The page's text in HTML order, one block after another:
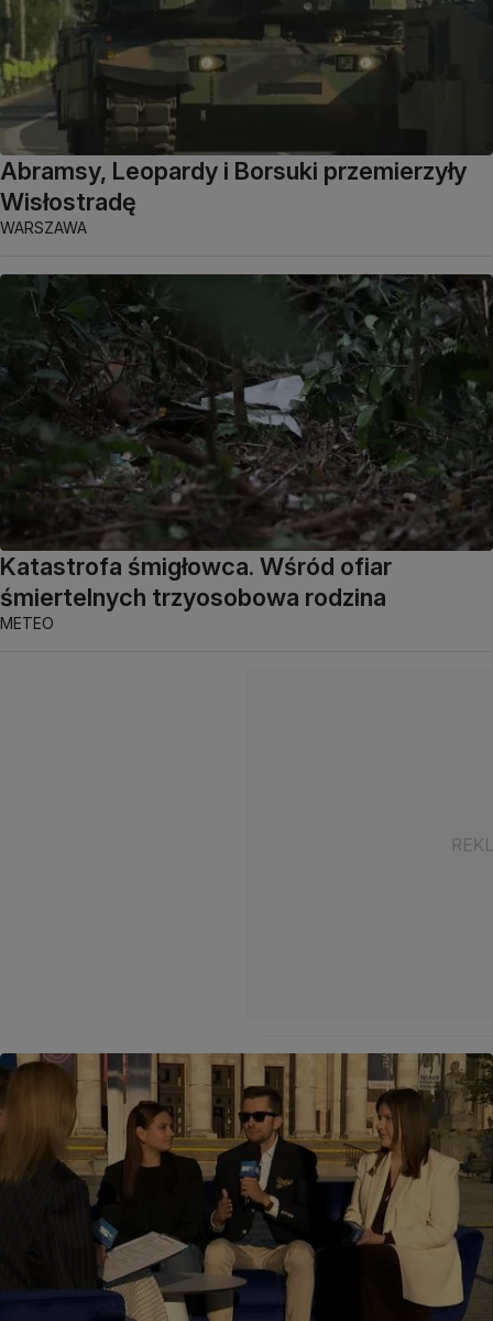
Abramsy, Leopardy i Borsuki przemierzyły
Wisłostradę
WARSZAWA
Katastrofa śmigłowca. Wśród ofiar
śmiertelnych trzyosobowa rodzina
METEO